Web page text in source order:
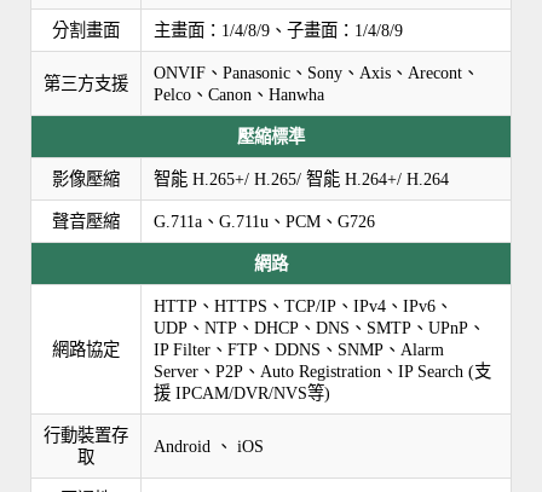
分割畫面 主畫面：1/4/8/9、子畫面：1/4/8/9
第三方支援
ONVIF、Panasonic、Sony、Axis、Arecont、
Pelco、Canon、Hanwha
壓縮標準
影像壓縮 智能 H.265+/ H.265/ 智能 H.264+/ H.264
聲音壓縮 G.711a、G.711u、PCM、G726
網路
網路協定
HTTP、HTTPS、TCP/IP、IPv4、IPv6、
UDP、NTP、DHCP、DNS、SMTP、UPnP、
IP Filter、FTP、DDNS、SNMP、Alarm
Server、P2P、Auto Registration、IP Search (支
援 IPCAM/DVR/NVS等)
行動裝置存
取
Android 、 iOS